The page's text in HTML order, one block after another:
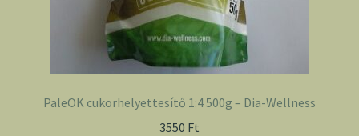
PaleOK cukorhelyettesítő 1:4 500g – Dia-Wellness
3550 Ft